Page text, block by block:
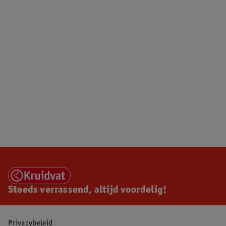
Steeds verrassend, altijd voordelig!
Privacybeleid